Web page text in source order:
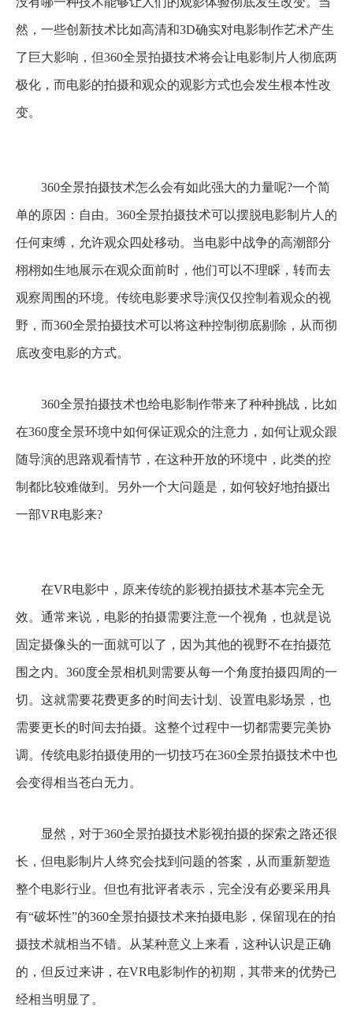
然，一些创新技术比如高清和3D确实对电影制作艺术产生
了巨大影响，但360全景拍摄技术将会让电影制片人彻底两
极化，而电影的拍摄和观众的观影方式也会发生根本性改
变。
360全景拍摄技术怎么会有如此强大的力量呢?一个简
单的原因：自由。360全景拍摄技术可以摆脱电影制片人的
任何束缚，允许观众四处移动。当电影中战争的高潮部分
栩栩如生地展示在观众面前时，他们可以不理睬，转而去
观察周围的环境。传统电影要求导演仅仅控制着观众的视
野，而360全景拍摄技术可以将这种控制彻底剔除，从而彻
底改变电影的方式。
360全景拍摄技术也给电影制作带来了种种挑战，比如
在360度全景环境中如何保证观众的注意力，如何让观众跟
随导演的思路观看情节，在这种开放的环境中，此类的控
制都比较难做到。另外一个大问题是，如何较好地拍摄出
一部VR电影来?
在VR电影中，原来传统的影视拍摄技术基本完全无
效。通常来说，电影的拍摄需要注意一个视角，也就是说
固定摄像头的一面就可以了，因为其他的视野不在拍摄范
围之内。360度全景相机则需要从每一个角度拍摄四周的一
切。这就需要花费更多的时间去计划、设置电影场景，也
需要更长的时间去拍摄。这整个过程中一切都需要完美协
调。传统电影拍摄使用的一切技巧在360全景拍摄技术中也
会变得相当苍白无力。
显然，对于360全景拍摄技术影视拍摄的探索之路还很
长，但电影制片人终究会找到问题的答案，从而重新塑造
整个电影行业。但也有批评者表示，完全没有必要采用具
有“破坏性”的360全景拍摄技术来拍摄电影，保留现在的拍
摄技术就相当不错。从某种意义上来看，这种认识是正确
的，但反过来讲，在VR电影制作的初期，其带来的优势已
经相当明显了。